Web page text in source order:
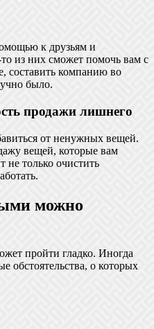
к друзьям и
из них сможет помочь вам с
составить компанию во
было.
продажи лишнего
от ненужных вещей.
вещей, которые вам
только очистить
можно
пройти гладко. Иногда
обстоятельства, о которых